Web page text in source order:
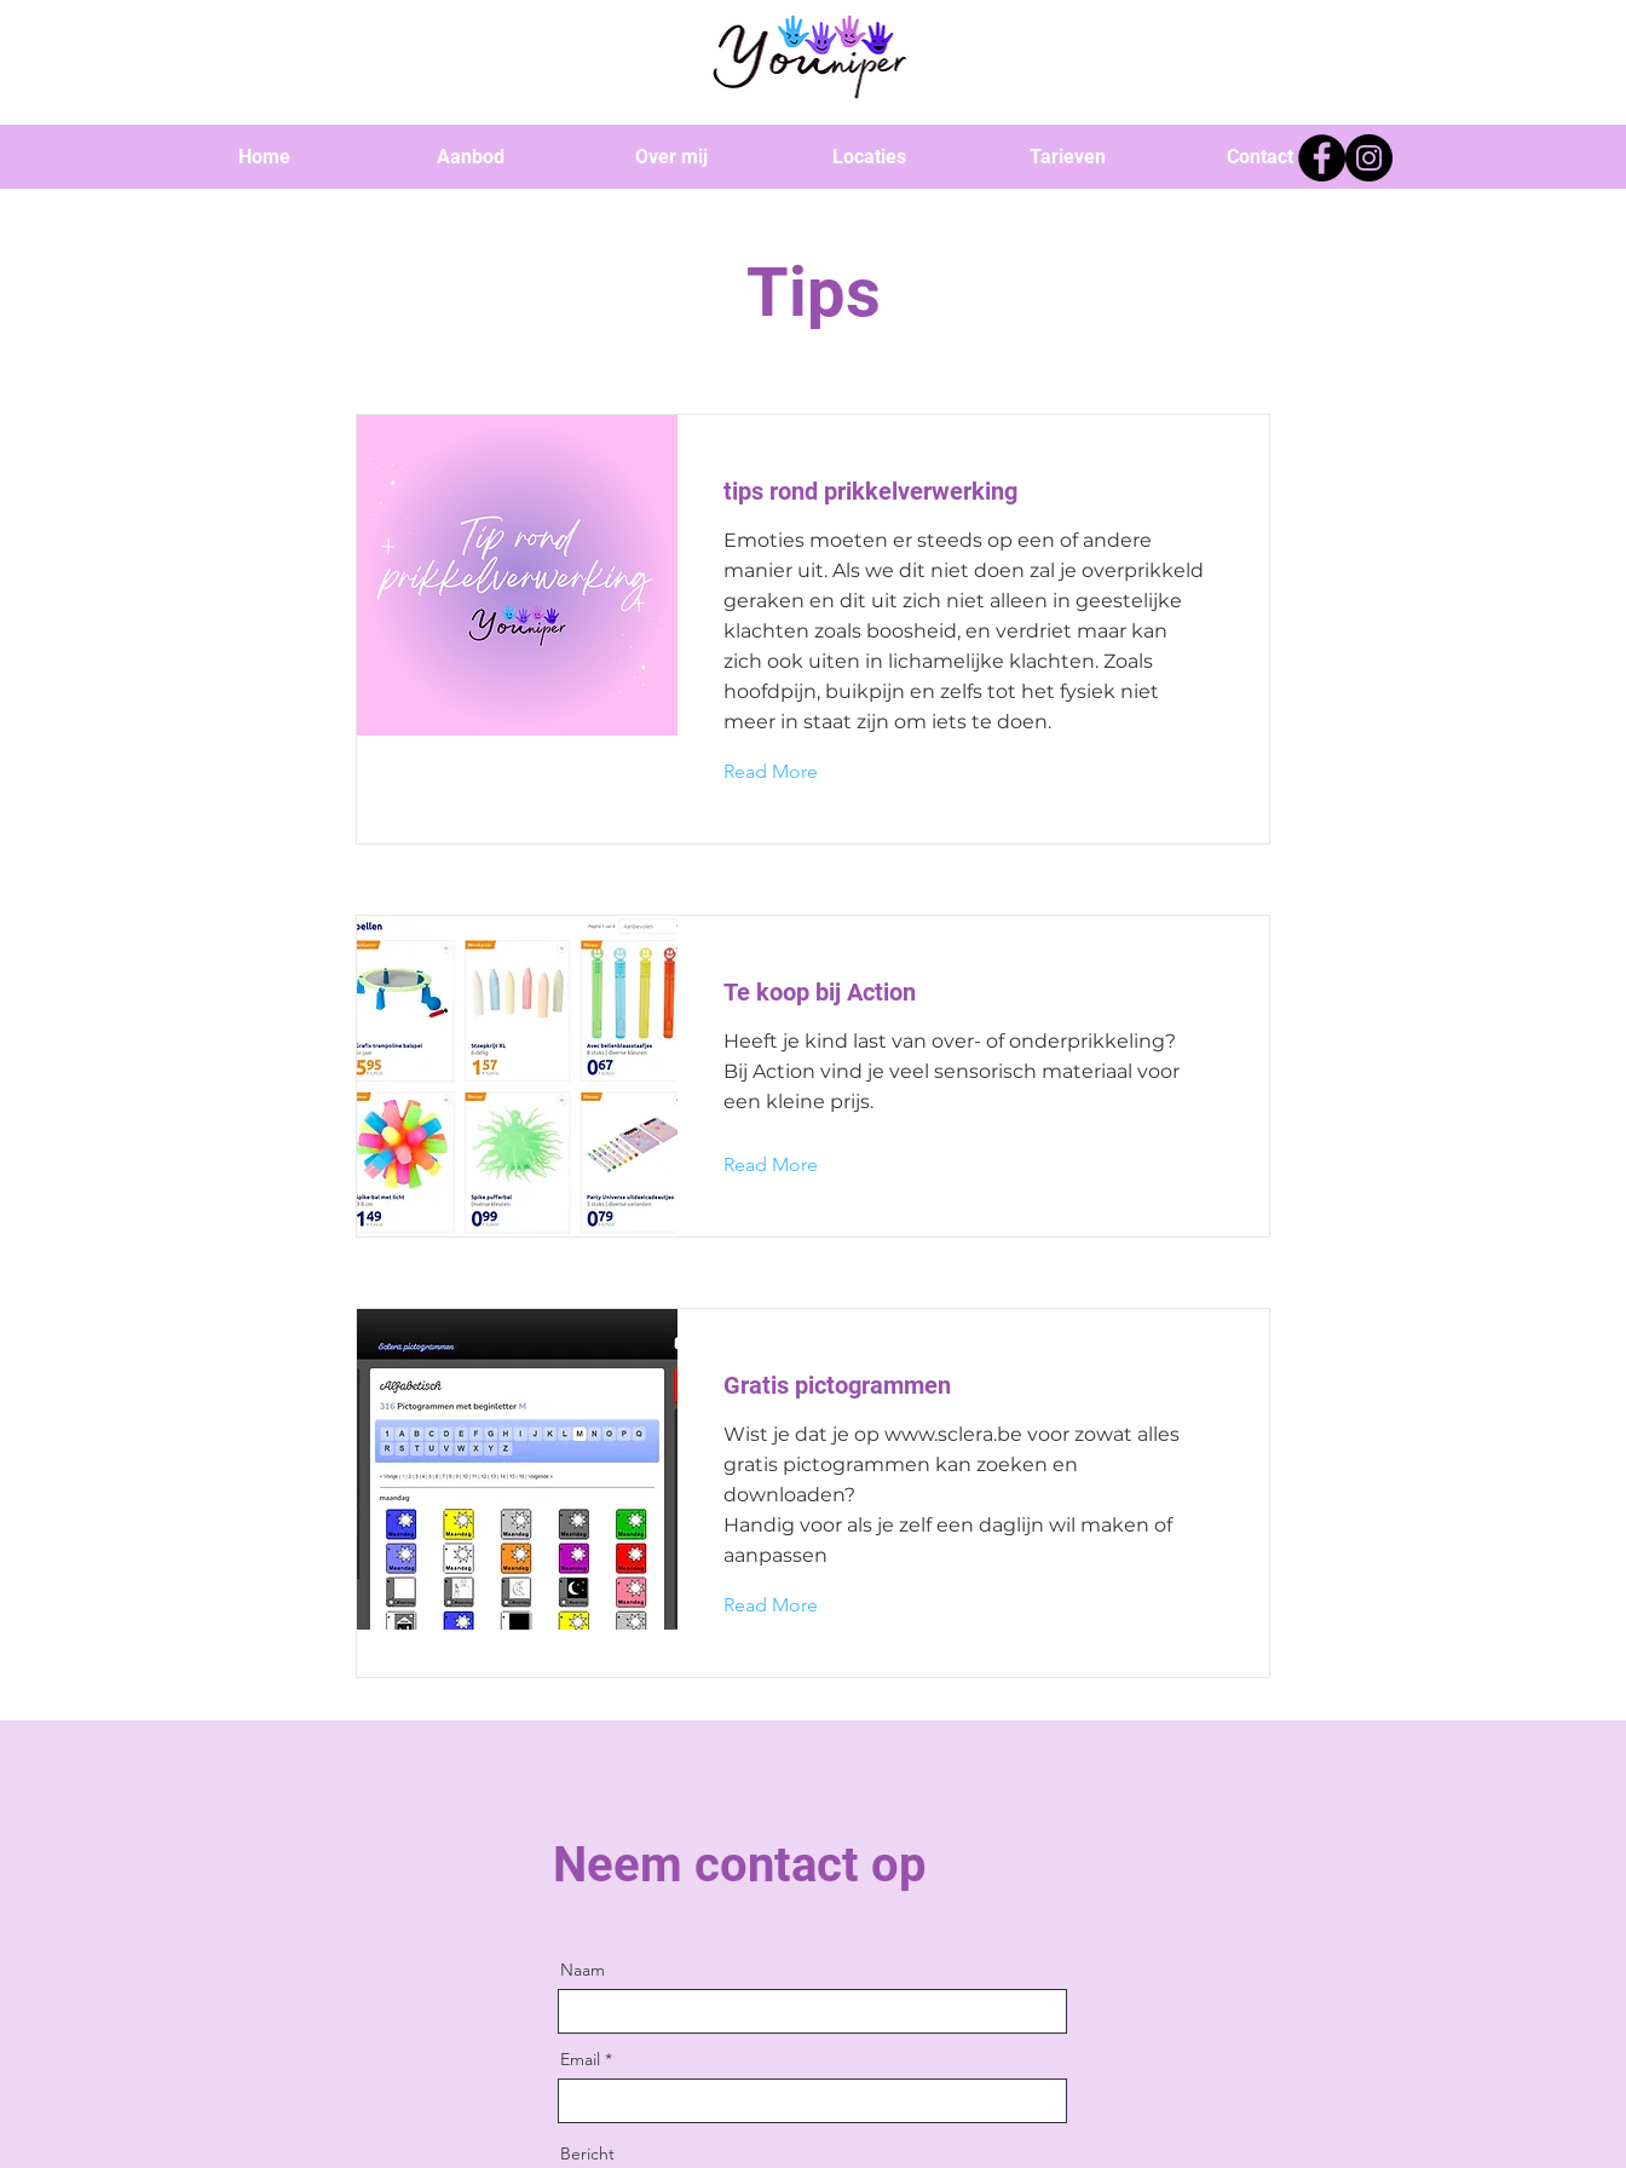
Home Aanbod Over mij Locaties Tarieven Contact
Tips
tips rond prikkelverwerking
Emoties moeten er steeds op een of andere
manier uit. Als we dit niet doen zal je overprikkeld
geraken en dit uit zich niet alleen in geestelijke
klachten zoals boosheid, en verdriet maar kan
zich ook uiten in lichamelijke klachten. Zoals
hoofdpijn, buikpijn en zelfs tot het fysiek niet
meer in staat zijn om iets te doen.
Read More
Te koop bij Action
Heeft je kind last van over- of onderprikkeling?
Bij Action vind je veel sensorisch materiaal voor
een kleine prijs.
Read More
Gratis pictogrammen
Wist je dat je op www.sclera.be voor zowat alles
gratis pictogrammen kan zoeken en
downloaden?
Handig voor als je zelf een daglijn wil maken of
aanpassen
Read More
Neem contact op
Naam
Email
Bericht